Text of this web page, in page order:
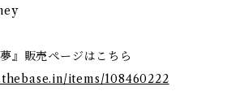
』販売ページはこちら
items/108460222